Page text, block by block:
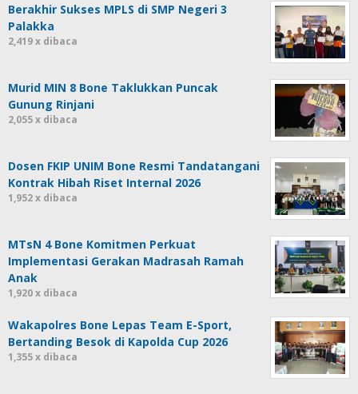
Berakhir Sukses MPLS di SMP Negeri 3
Palakka
2,419 x dibaca
Murid MIN 8 Bone Taklukkan Puncak
Gunung Rinjani
2,055 x dibaca
Dosen FKIP UNIM Bone Resmi Tandatangani
Kontrak Hibah Riset Internal 2026
1,952 x dibaca
MTsN 4 Bone Komitmen Perkuat
Implementasi Gerakan Madrasah Ramah
Anak
1,920 x dibaca
Wakapolres Bone Lepas Team E-Sport,
Bertanding Besok di Kapolda Cup 2026
1,355 x dibaca